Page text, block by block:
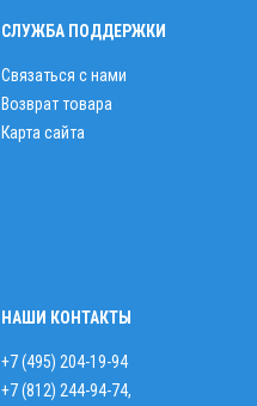
СЛУЖБА ПОДДЕРЖКИ
Связаться с нами
Возврат товара
Карта сайта
НАШИ КОНТАКТЫ
+7 (495) 204-19-94
+7 (812) 244-94-74,